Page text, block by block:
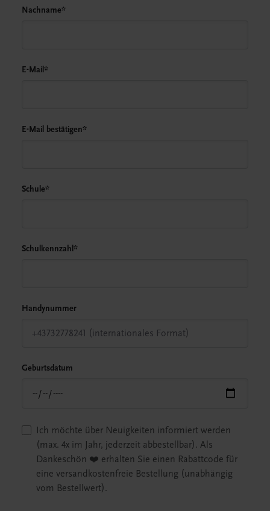
Nachname*
E-Mail*
E-Mail bestätigen*
Schule*
Schulkennzahl *
Handynummer
Geburtsdatum
Ich möchte über Neuigkeiten informiert werden
(max. 4x im Jahr, jederzeit abbestellbar). Als
Dankeschön ❤️ erhalten Sie einen Rabattcode für
eine versandkostenfreie Bestellung (unabhängig
vom Bestellwert).